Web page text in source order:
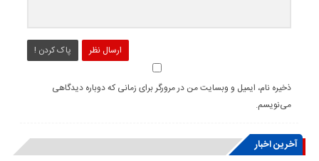
ارسال نظر پاک کردن !
ذخیره نام، ایمیل و وبسایت من در مرورگر برای زمانی که دوباره دیدگاهی
می‌نویسم.
آخرین اخبار